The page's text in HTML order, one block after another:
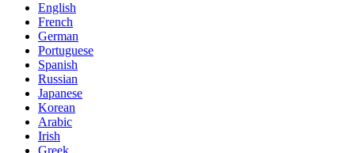
English
French
German
Portuguese
Spanish
Russian
Japanese
Korean
Arabic
Irish
Greek